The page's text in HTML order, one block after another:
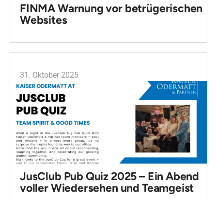
FINMA Warnung vor betrügerischen
Websites
31. Oktober 2025
JusClub Pub Quiz 2025 – Ein Abend
voller Wiedersehen und Teamgeist